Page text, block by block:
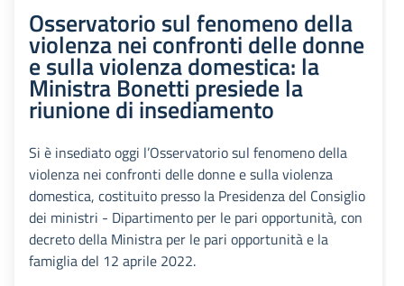
Osservatorio sul fenomeno della
violenza nei confronti delle donne
e sulla violenza domestica: la
Ministra Bonetti presiede la
riunione di insediamento
Si è insediato oggi l’Osservatorio sul fenomeno della
violenza nei confronti delle donne e sulla violenza
domestica, costituito presso la Presidenza del Consiglio
dei ministri - Dipartimento per le pari opportunità, con
decreto della Ministra per le pari opportunità e la
famiglia del 12 aprile 2022.